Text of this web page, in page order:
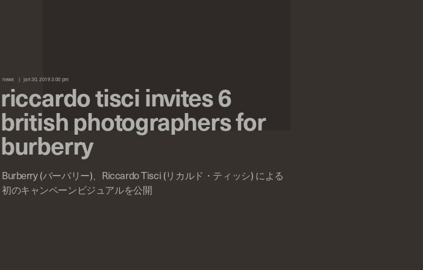
news jan 30, 2019 3:00 pm
riccardo tisci invites 6
british photographers for
burberry
Burberry (バーバリー)、Riccardo Tisci (リカルド・ティッシ) による
初のキャンペーンビジュアルを公開